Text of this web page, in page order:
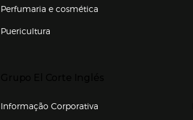
Perfumaria e cosmética
Puericultura
Informação Corporativa
Enlaces de grupo el corte inglés